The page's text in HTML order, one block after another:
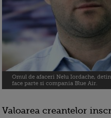
Omul de afaceri Nelu Iordache,
face parte si compania Blue Air.
Valoarea creantelor